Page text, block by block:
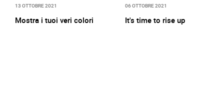
13 OTTOBRE 2021
Mostra i tuoi veri colori
06 OTTOBRE 2021
It's time to rise up